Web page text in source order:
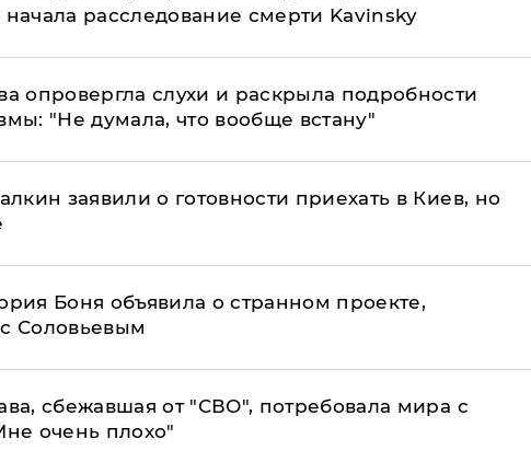
начала расследование смерти Kavinsky
опровергла слухи и раскрыла подробности
"Не думала, что вообще встану"
заявили о готовности приехать в Киев, но
Боня объявила о странном проекте,
Соловьевым
сбежавшая от "СВО", потребовала мира с
очень плохо"